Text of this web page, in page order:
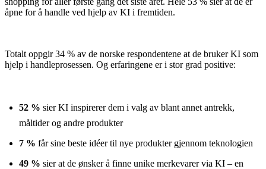
åpne for å handle ved hjelp av KI i fremtiden.
Totalt oppgir 34 % av de norske respondentene at de bruker KI som
hjelp i handleprosessen. Og erfaringene er i stor grad positive:
52 % sier KI inspirerer dem i valg av blant annet antrekk,
måltider og andre produkter
7 % får sine beste idéer til nye produkter gjennom teknologien
49 % sier at de ønsker å finne unike merkevarer via KI – en